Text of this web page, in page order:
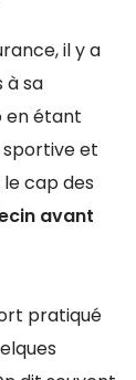
il y a
à sa
en étant
sportive et
le cap des
avant
pratiqué